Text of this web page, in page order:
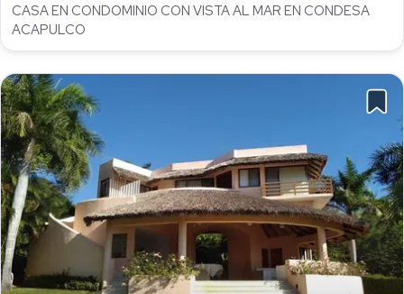
CASA EN CONDOMINIO CON VISTA AL MAR EN CONDESA
ACAPULCO